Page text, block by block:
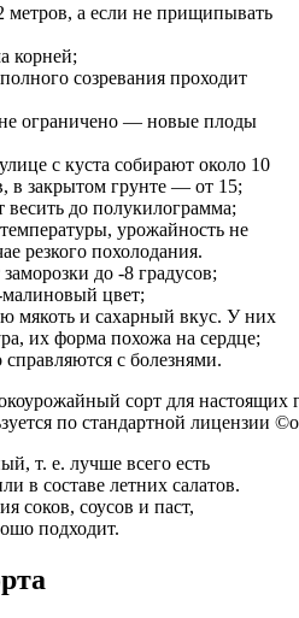
метров, а если не прищипывать
корней;
созревания проходит
ограничено — новые плоды
с куста собирают около 10
в закрытом грунте — от 15;
до полукилограмма;
урожайность не
резкого похолодания.
до -8 градусов;
цвет;
мякоть и сахарный вкус. У них
их форма похожа на сердце;
с болезнями.
по стандартной лицензии
т. е. лучше всего есть
в составе летних салатов.
соков, соусов и паст,
подходит.